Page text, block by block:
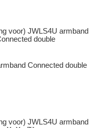
Connected double